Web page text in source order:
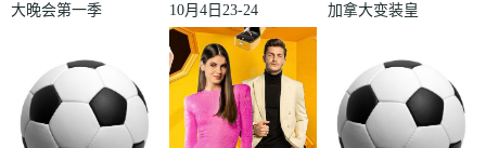
大晚会第一季
10月4日23-24
赛季欧冠小组
赛第2轮那不
勒斯VS皇家
马德里
加拿大变装皇
对阵世界
2022